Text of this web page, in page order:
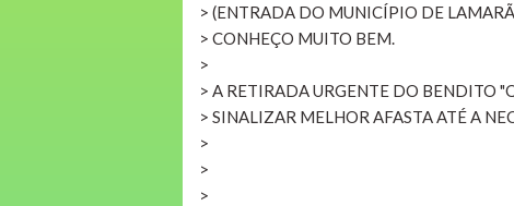
> (ENTRADA DO MUNICÍPIO DE
> CONHEÇO MUITO BEM.
>
> A RETIRADA URGENTE DO BENDITO
> SINALIZAR MELHOR AFASTA ATÉ A
>
>
>